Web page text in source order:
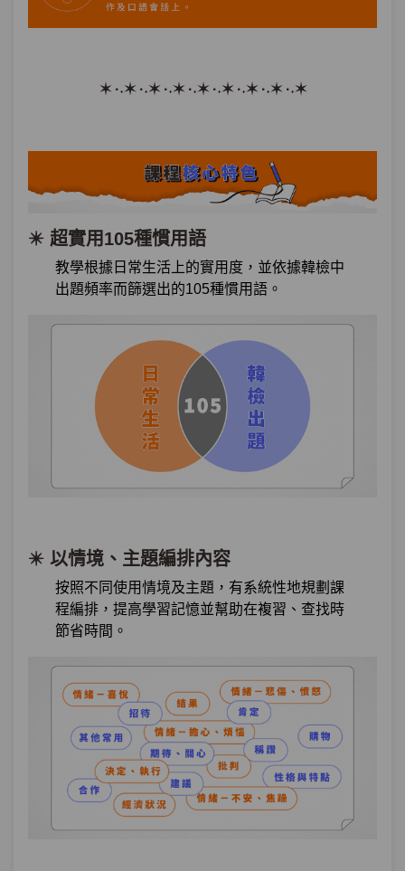
單元1 ＂碰頭＂是什麼意思？五種關於
合作的慣用語
12:16
習
第15章： 表達稱讚的慣用語
種表達稱讚的慣用語
五種表達稱讚的慣用語－綜合練
習
表達批判的慣用語
單元2 六種表達批判的慣用語－綜合練
習
03:22
單元1 ＂拍打膝蓋＂是什麼意思？四種
表達肯定的慣用語
四種表達肯定的慣用語－綜合練
習
02:57
✶ ·˖✶ ·˖✶ ·˖✶ ·˖✶ ·˖✶ ·˖✶ ·˖✶ ·˖✶
✴️ 超實用105種慣用語
教學根據日常生活上的實用度，並依據韓檢中
出題頻率而篩選出的105種慣用語。
✴️ 以情境、主題編排內容
按照不同使用情境及主題，有系統性地規劃課
程編排，提高學習記憶並幫助在複習、查找時
節省時間。